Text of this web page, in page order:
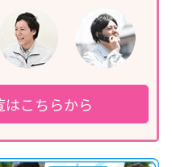
こちらから